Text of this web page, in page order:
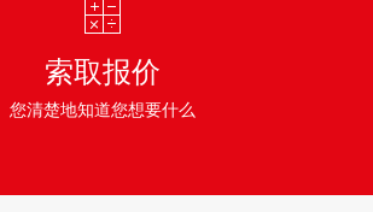
索取报价
您清楚地知道您想要什么